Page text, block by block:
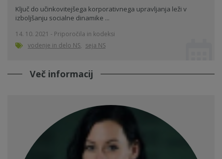
Ključ do učinkovitejšega korporativnega upravljanja leži v
izboljšanju socialne dinamike ...
14. 10. 2021 - Priporočila in kodeksi
vodenje in delo NS, seja NS
Več informacij